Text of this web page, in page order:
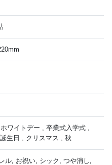
ワイトデー , 卒業式入学式 ,
生日 , クリスマス , 秋
ル, お祝い, シック, つや消し,